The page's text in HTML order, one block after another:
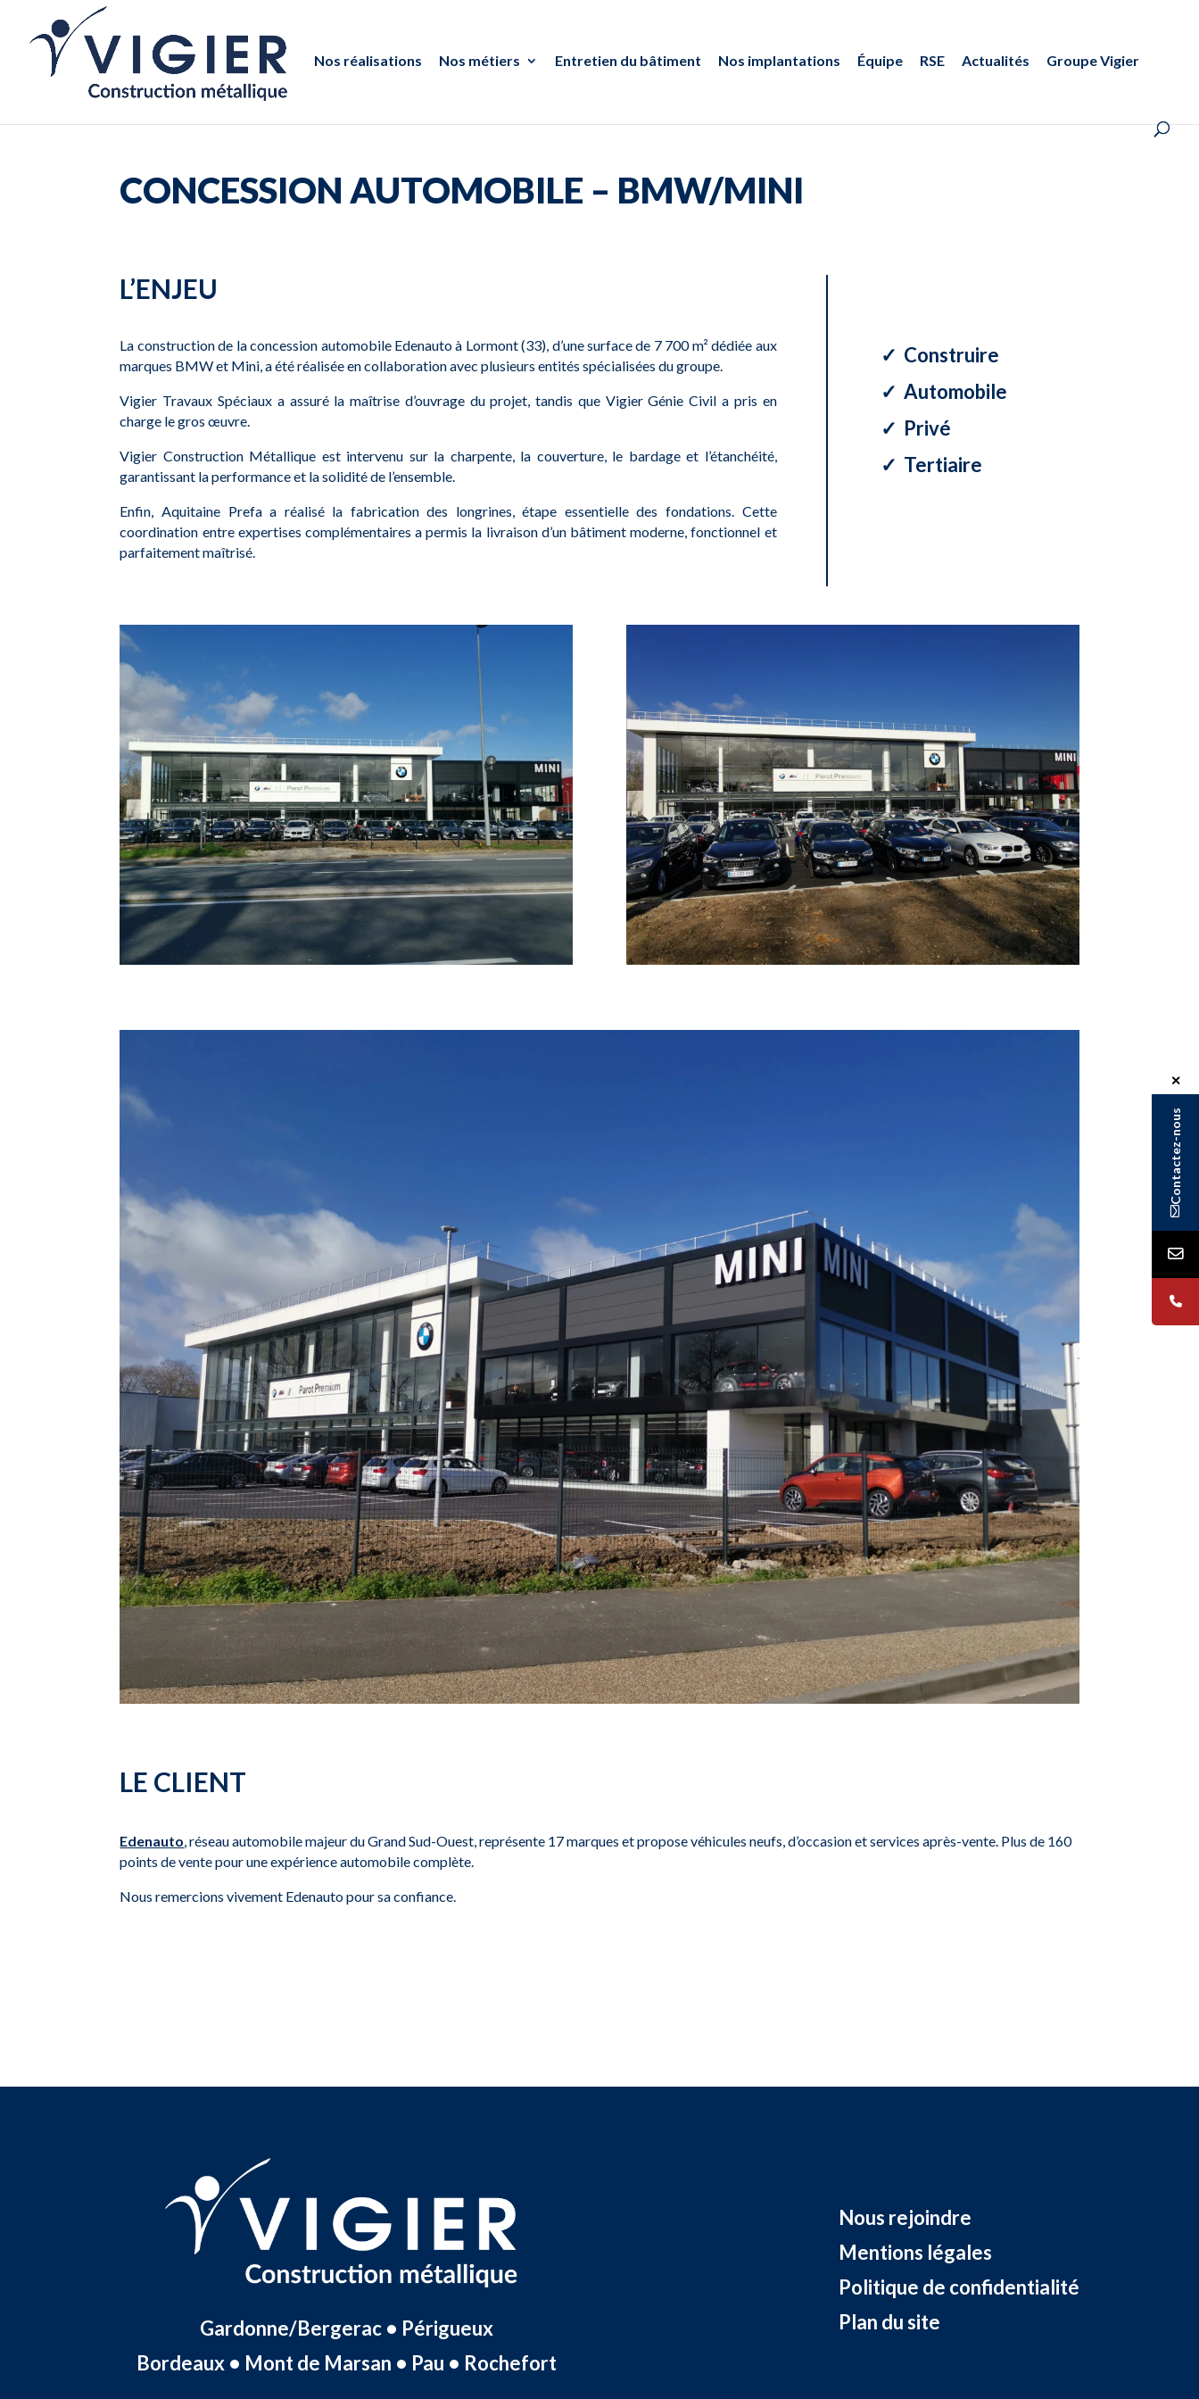
Nos réalisations Nos métiers Entretien du bâtiment Nos implantations Équipe RSE Actualités Groupe Vigier
CONCESSION AUTOMOBILE – BMW/MINI
L’ENJEU
La construction de la concession automobile Edenauto à Lormont (33), d’une surface de 7 700 m² dédiée aux
marques BMW et Mini, a été réalisée en collaboration avec plusieurs entités spécialisées du groupe.
Vigier Travaux Spéciaux a assuré la maîtrise d’ouvrage du projet, tandis que Vigier Génie Civil a pris en
charge le gros œuvre.
Vigier Construction Métallique est intervenu sur la charpente, la couverture, le bardage et l’étanchéité,
garantissant la performance et la solidité de l’ensemble.
Enfin, Aquitaine Prefa a réalisé la fabrication des longrines, étape essentielle des fondations. Cette
coordination entre expertises complémentaires a permis la livraison d’un bâtiment moderne, fonctionnel et
parfaitement maîtrisé.
✓ Construire
✓ Automobile
✓ Privé
✓ Tertiaire
LE CLIENT
Edenauto , réseau automobile majeur du Grand Sud-Ouest, représente 17 marques et propose véhicules neufs, d’occasion et services après-vente. Plus de 160
points de vente pour une expérience automobile complète.
Nous remercions vivement Edenauto pour sa confiance.
Gardonne/Bergerac • Périgueux
Bordeaux • Mont de Marsan • Pau • Rochefort
Nous rejoindre
Mentions légales
Politique de confidentialité
Plan du site
✕
Contactez-nous